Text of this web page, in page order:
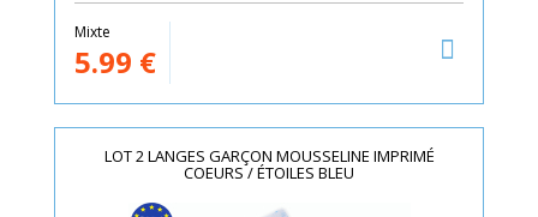
Mixte
5.99 €
LOT 2 LANGES GARÇON MOUSSELINE IMPRIMÉ
COEURS / ÉTOILES BLEU